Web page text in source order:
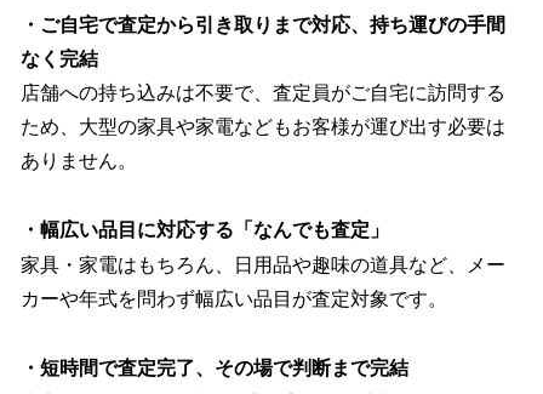
・ご自宅で査定から引き取りまで対応、持ち運びの手間
なく完結
店舗への持ち込みは不要で、査定員がご自宅に訪問する
ため、大型の家具や家電などもお客様が運び出す必要は
ありません。
・幅広い品目に対応する「なんでも査定」
家具・家電はもちろん、日用品や趣味の道具など、メー
カーや年式を問わず幅広い品目が査定対象です。
・短時間で査定完了、その場で判断まで完結